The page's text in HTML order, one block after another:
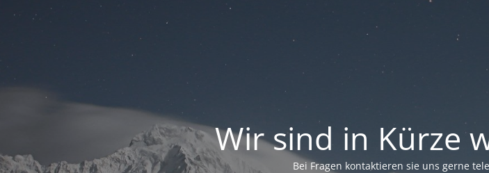
Wir sind in Kürze
Bei Fragen kontaktieren sie uns gerne